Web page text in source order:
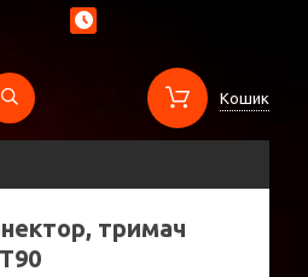
Кошик
тримач